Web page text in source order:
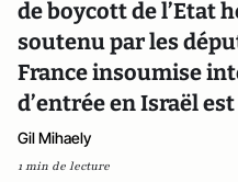
de boycott de l’Etat
soutenu par les
France insoumise
d’entrée en Israël
Gil Mihaely
1 min de lecture